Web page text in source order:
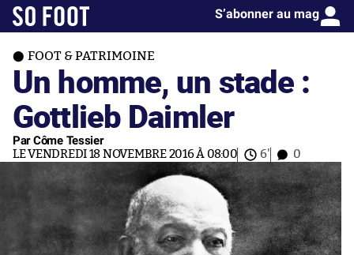
S’abonner au mag
FOOT & PATRIMOINE
Un homme, un stade :
Gottlieb Daimler
Par Côme Tessier
LE VENDREDI 18 NOVEMBRE 2016 À 08:00 6' 0